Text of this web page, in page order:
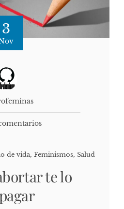
3
de vida, Feminismos, Salud
te lo